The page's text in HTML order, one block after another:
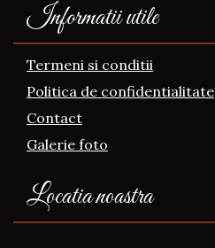
Informatii utile
Termeni si conditii
Politica de confidentialitate
Contact
Galerie foto
Locatia noastra